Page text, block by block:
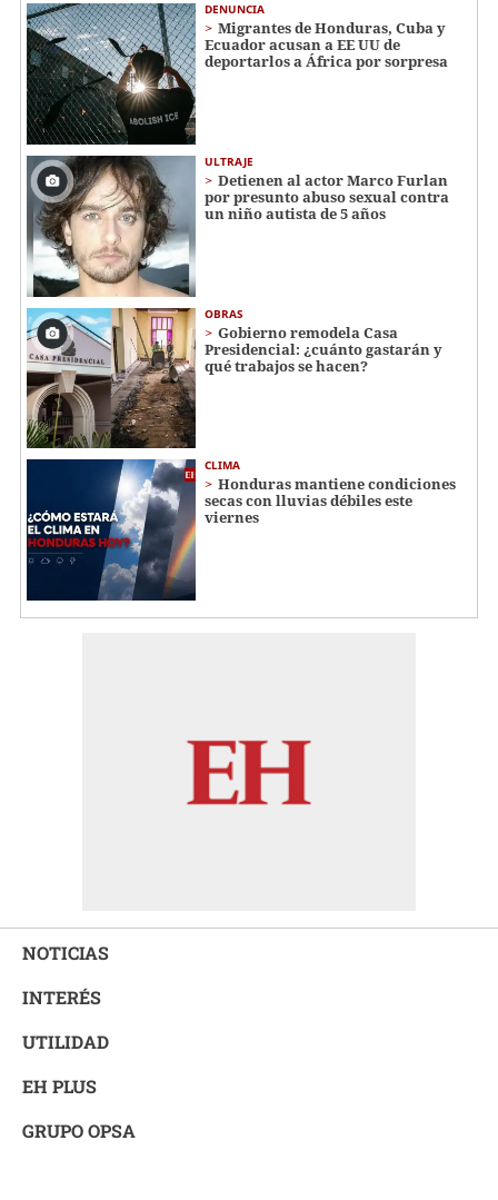
DENUNCIA
Migrantes de Honduras, Cuba y
Ecuador acusan a EE UU de
deportarlos a África por sorpresa
ULTRAJE
Detienen al actor Marco Furlan
por presunto abuso sexual contra
un niño autista de 5 años
OBRAS
Gobierno remodela Casa
Presidencial: ¿cuánto gastarán y
qué trabajos se hacen?
CLIMA
Honduras mantiene condiciones
secas con lluvias débiles este
viernes
NOTICIAS
INTERÉS
UTILIDAD
EH PLUS
GRUPO OPSA